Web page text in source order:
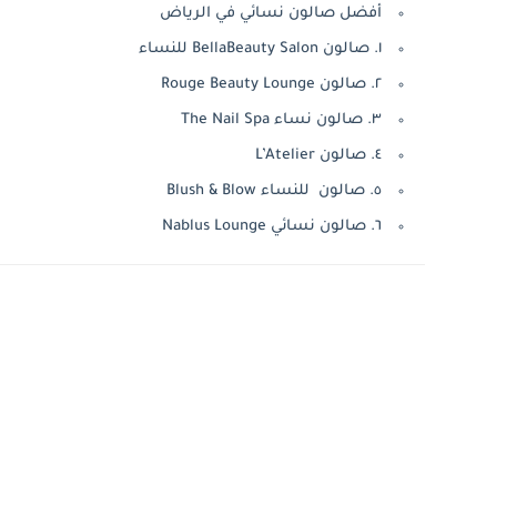
أفضل صالون نسائي في الرياض
١. صالون BellaBeauty Salon للنساء
٢. صالون Rouge Beauty Lounge
٣. صالون نساء The Nail Spa
٤. صالون L’Atelier
٥. صالون للنساء Blush & Blow
٦. صالون نسائي Nablus Lounge